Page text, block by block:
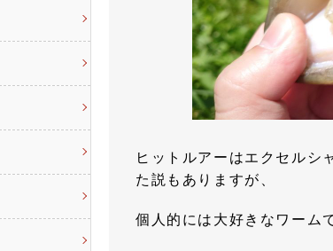
ヒットルアーはエクセルシ
た説もありますが、
個人的には大好きなワーム